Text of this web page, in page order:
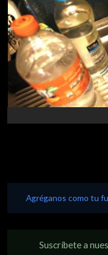
Agréganos como tu
Suscríbete a